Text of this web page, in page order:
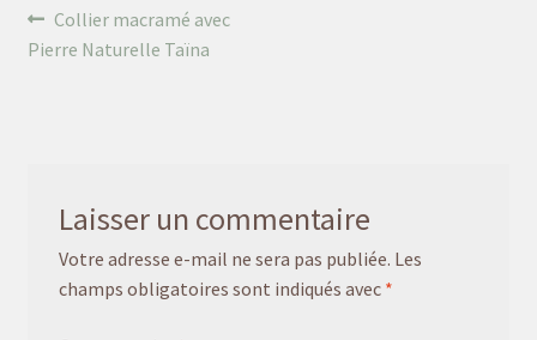
Navigation
de
Article
précédent :
Collier macramé avec
Pierre Naturelle Taïna
Laisser un commentaire
Votre adresse e-mail ne sera pas publiée. Les
champs obligatoires sont indiqués avec *